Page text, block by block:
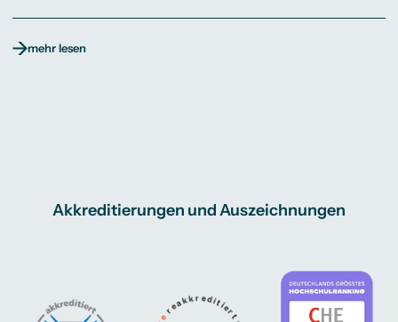
mehr lesen
Akkreditierungen und Auszeichnungen